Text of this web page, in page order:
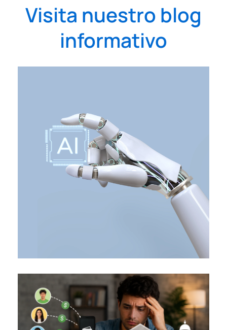
Visita nuestro blog
informativo